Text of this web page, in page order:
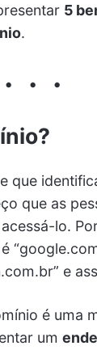
5
.
que
que as
lo.
e
é uma
um